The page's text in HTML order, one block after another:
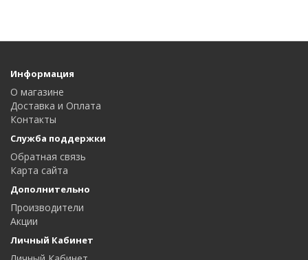
Информация
О магазине
Доставка и Оплата
Контакты
Служба поддержки
Обратная связь
Карта сайта
Дополнительно
Производители
Акции
Личный Кабинет